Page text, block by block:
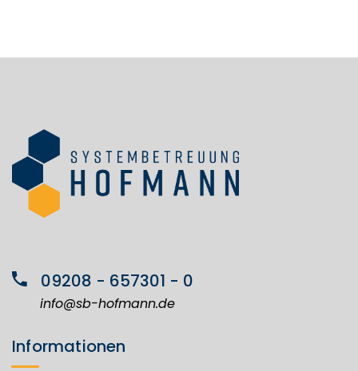
09208 - 657301 - 0
info@sb-hofmann.de
Informationen